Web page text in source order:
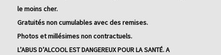
le moins cher.
Gratuités non cumulables avec des remises.
Photos et millésimes non contractuels.
L’ABUS D’ALCOOL EST DANGEREUX POUR LA SANTÉ. A